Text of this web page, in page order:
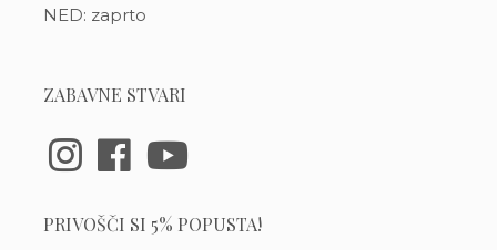
NED: zaprto
ZABAVNE STVARI
PRIVOŠČI SI 5% POPUSTA!